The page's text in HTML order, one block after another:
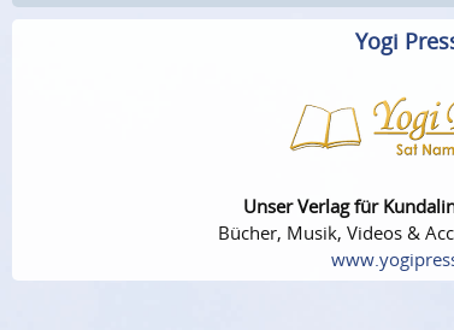
Yogi
Unser Verlag für
Bücher, Musik, Videos &